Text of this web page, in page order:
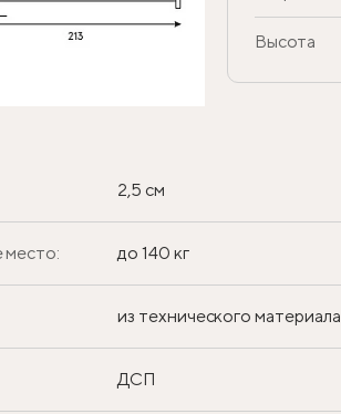
Высота
2,5 см
место: до 140 кг
из технического материала
ДСП